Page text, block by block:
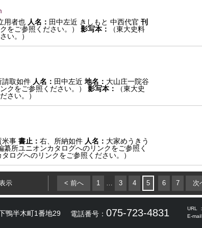
用者也 人名： 田中左近 きしもと 中西代官 刊
をご参照ください。） 影写本：
（東大史料
い。）
請取如件 人名： 田中左近 地名： 大山庄一院谷
クをご参照ください。） 影写本：
（東大史
さい。）
米事 書止： 右、所納如件 人名： 大家めうきう
纂所ユニオンカタログへのリンクをご参照く
ログへのリンクをご参照ください。）
示 < 前へ 1 … 3 4 5 6 7 次
鴨半木町1番地29 電話番号： 075-723-4831 URL ：
E-mail